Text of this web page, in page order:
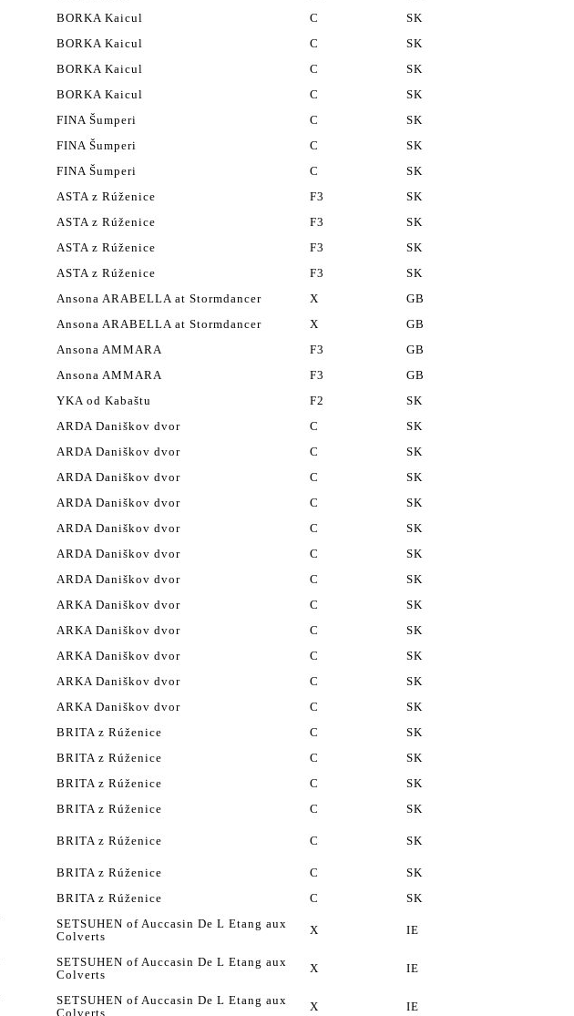
BORKA Kaicul C
SK
BORKA Kaicul C
SK
BORKA Kaicul C
SK
BORKA Kaicul C
SK
FINA Šumperi C
SK
FINA Šumperi C
SK
FINA Šumperi C
SK
ASTA z Rúženice F3
SK
ASTA z Rúženice F3
SK
ASTA z Rúženice F3
SK
ASTA z Rúženice F3
SK
Ansona ARABELLA at Stormdancer X
GB
Ansona ARABELLA at Stormdancer X
GB
Ansona AMMARA F3
GB
Ansona AMMARA F3
GB
YKA od Kabaštu F2
SK
ARDA Daniškov dvor C
SK
ARDA Daniškov dvor C
SK
ARDA Daniškov dvor C
SK
ARDA Daniškov dvor C
SK
ARDA Daniškov dvor C
SK
ARDA Daniškov dvor C
SK
ARDA Daniškov dvor C
SK
ARKA Daniškov dvor C
SK
ARKA Daniškov dvor C
SK
ARKA Daniškov dvor C
SK
ARKA Daniškov dvor C
SK
ARKA Daniškov dvor C
SK
BRITA z Rúženice C
SK
BRITA z Rúženice C
SK
BRITA z Rúženice C
SK
BRITA z Rúženice C
SK
BRITA z Rúženice C SK
BRITA z Rúženice C
SK
BRITA z Rúženice C SK
SETSUHEN of Auccasin De L Etang aux
Colverts
X IE
SETSUHEN of Auccasin De L Etang aux
Colverts
X IE
SETSUHEN of Auccasin De L Etang aux
Colverts
X IE